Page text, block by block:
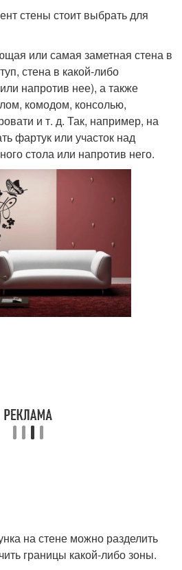
стены стоит выбрать для
или самая заметная стена в
стена в какой-либо
напротив нее), а также
комодом, консолью,
и т. д. Так, например, на
фартук или участок над
стола или напротив него.
на стене можно разделить
границы какой-либо зоны.